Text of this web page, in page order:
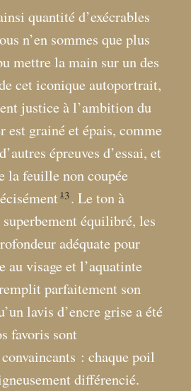
quantité d’exécrables
n’en sommes que plus
mettre la main sur un des
cet iconique autoportrait,
justice à l’ambition du
est grainé et épais, comme
épreuves d’essai, et
la feuille non coupée
13 . Le ton à
équilibré, les
adéquate pour
au visage et l’aquatinte
parfaitement son
lavis d’encre grise a été
favoris sont
: chaque poil
différencié.